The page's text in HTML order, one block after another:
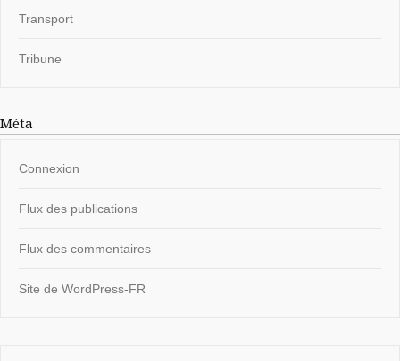
Transport
Tribune
Méta
Connexion
Flux des publications
Flux des commentaires
Site de WordPress-FR